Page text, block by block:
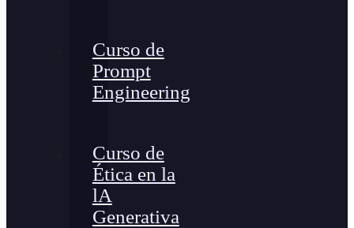
Curso de
Prompt
Engineering
Curso de
Ética en la
lA
Generativa